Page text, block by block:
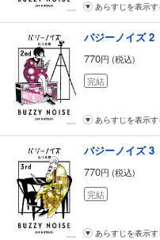
あらすじを表示す
バジーノイズ 2
770円 (税込)
完結
あらすじを表示す
バジーノイズ 3
770円 (税込)
完結
あらすじを表示す